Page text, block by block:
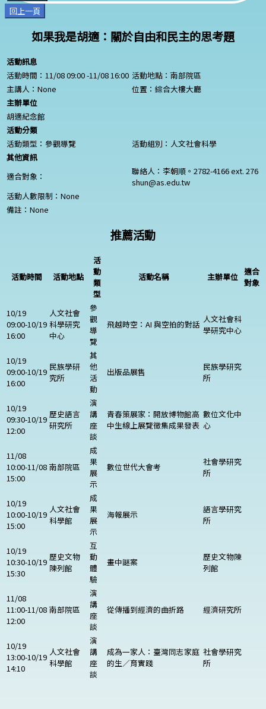
回上一頁
如果我是胡適：關於自由和民主的思考題
活動訊息
活動時間：11/08 09:00 -11/08 16:00 活動地點：南部院區
主講人： None
位置：綜合大樓大廳
主辦單位
胡適紀念館
活動分類
活動類型：參觀導覽
活動組別：人文社會科學
其他資訊
適合對象：
聯絡人：李朝順。2782-4166 ext. 276
shun@as.edu.tw
活動人數限制： None
備註： None
推薦活動
活動時間 活動地點
活
動
類
型
活動名稱 主辦單位 適合
對象
10/19
09:00-10/19
16:00
人文社會
科學研究
中心
參
觀
導
覽
飛越時空：AI 與空拍的對話 人文社會科
學研究中心
10/19
09:00-10/19
16:00
民族學研
究所
其
他
活
動
出版品展售
民族學研究
所
10/19
09:30-10/19
12:00
歷史語言
研究所
演
講
座
談
青春策展家：開放博物館高
中生線上展覽徵集成果發表
數位文化中
心
11/08
10:00-11/08
15:00
南部院區
成
果
展
示
數位世代大會考
社會學研究
所
10/19
10:00-10/19
15:00
人文社會
科學館
成
果
展
示
海報展示
語言學研究
所
10/19
10:30-10/19
15:30
歷史文物
陳列館
互
動
體
驗
畫中謎案
歷史文物陳
列館
11/08
11:00-11/08
12:00
南部院區
演
講
座
談
從傳播到經濟的曲折路 經濟研究所
10/19
13:00-10/19
14:10
人文社會
科學館
演
講
座
談
成為一家人：臺灣同志家庭
的生／育實踐
社會學研究
所